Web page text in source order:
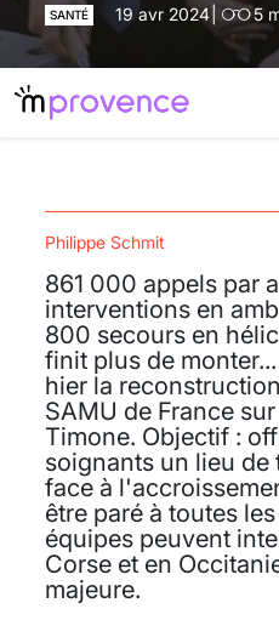
SANTÉ 19 avr 2024 5
861 000 appels par
interventions en
800 secours en
finit plus de
hier la
SAMU de France
Timone. Objectif :
soignants un lieu de
face à
être paré à toutes
équipes peuvent
Corse et en
majeure.
Philippe Schmit